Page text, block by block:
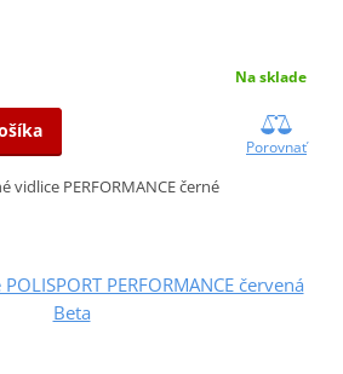
Na sklade
Porovnať
vidlice PERFORMANCE černé
PERFORMANCE červená
Beta